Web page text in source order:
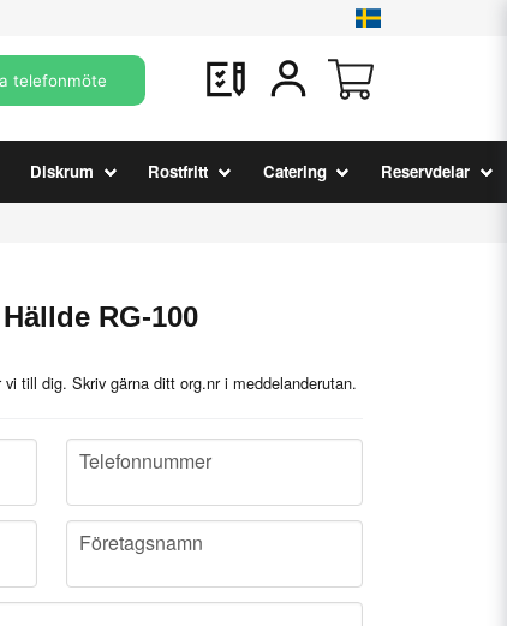
telefonmöte
Diskrum Rostfritt Catering Reservdelar
RG-100
till dig. Skriv gärna ditt org.nr i meddelanderutan.
phone
Telefonnummer
company
Företagsnamn